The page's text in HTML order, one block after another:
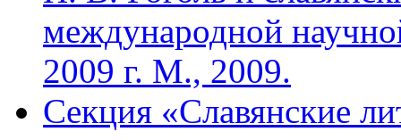
международной
2009 г. М., 2009.
Cекция «Славянские